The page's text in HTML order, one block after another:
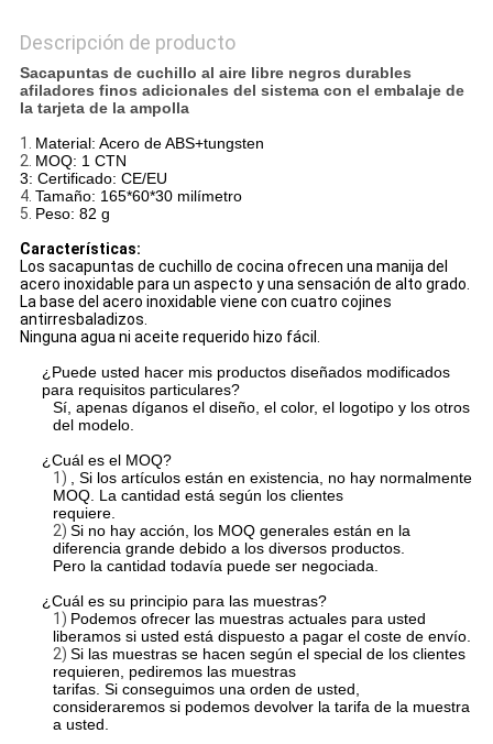
Descripción de producto
Sacapuntas de cuchillo al aire libre negros durables
afiladores finos adicionales del sistema con el embalaje de
la tarjeta de la ampolla
1. Material: Acero de ABS+tungsten
2. MOQ: 1 CTN
3: Certificado: CE/EU
4. Tamaño: 165*60*30 milímetro
5. Peso: 82 g
Características:
Los sacapuntas de cuchillo de cocina ofrecen una manija del
acero inoxidable para un aspecto y una sensación de alto grado.
La base del acero inoxidable viene con cuatro cojines
antirresbaladizos.
Ninguna agua ni aceite requerido hizo fácil.
¿Puede usted hacer mis productos diseñados modificados
para requisitos particulares?
Sí, apenas díganos el diseño, el color, el logotipo y los otros
del modelo.
¿Cuál es el MOQ?
1) , Si los artículos están en existencia, no hay normalmente
MOQ. La cantidad está según los clientes
requiere.
2) Si no hay acción, los MOQ generales están en la
diferencia grande debido a los diversos productos.
Pero la cantidad todavía puede ser negociada.
¿Cuál es su principio para las muestras?
1) Podemos ofrecer las muestras actuales para usted
liberamos si usted está dispuesto a pagar el coste de envío.
2) Si las muestras se hacen según el special de los clientes
requieren, pediremos las muestras
tarifas. Si conseguimos una orden de usted,
consideraremos si podemos devolver la tarifa de la muestra
a usted.